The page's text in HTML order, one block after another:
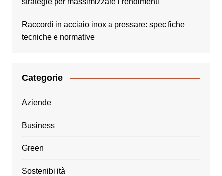
strategie per massimizzare i rendimenti
Raccordi in acciaio inox a pressare: specifiche
tecniche e normative
Categorie
Aziende
Business
Green
Sostenibilità